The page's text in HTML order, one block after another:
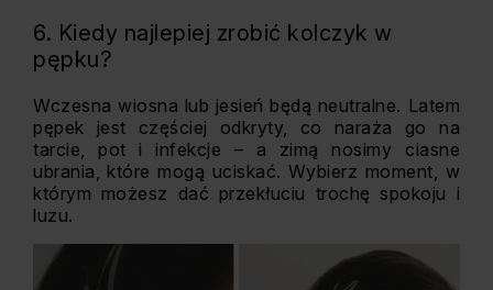
6. Kiedy najlepiej zrobić kolczyk w
pępku?
Wczesna wiosna lub jesień będą neutralne. Latem
pępek jest częściej odkryty, co naraża go na
tarcie, pot i infekcje – a zimą nosimy ciasne
ubrania, które mogą uciskać. Wybierz moment, w
którym możesz dać przekłuciu trochę spokoju i
luzu.